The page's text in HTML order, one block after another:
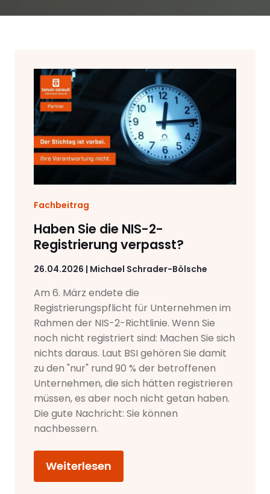
Fachbeitrag
Haben Sie die NIS-2-
Registrierung verpasst?
26.04.2026 | Michael Schrader-Bölsche
Am 6. März endete die
Registrierungspflicht für Unternehmen im
Rahmen der NIS-2-Richtlinie. Wenn Sie
noch nicht registriert sind: Machen Sie sich
nichts daraus. Laut BSI gehören Sie damit
zu den "nur" rund 90 % der betroffenen
Unternehmen, die sich hätten registrieren
müssen, es aber noch nicht getan haben.
Die gute Nachricht: Sie können
nachbessern.
Weiterlesen